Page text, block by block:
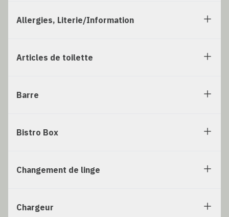
Allergies, Literie/Information
Articles de toilette
Barre
Bistro Box
Changement de linge
Chargeur